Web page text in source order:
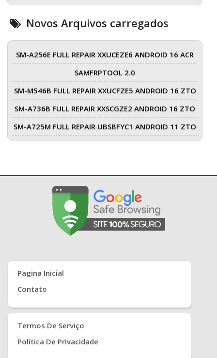
Novos Arquivos carregados
SM-A256E FULL REPAIR XXUCEZE6 ANDROID 16 ACR
SAMFRPTOOL 2.0
SM-M546B FULL REPAIR XXUCFZE5 ANDROID 16 ZTO
SM-A736B FULL REPAIR XXSCGZE2 ANDROID 16 ZTO
SM-A725M FULL REPAIR UBSBFYC1 ANDROID 11 ZTO
Pagina Inicial
Contato
Termos De Serviço
Política De Privacidade